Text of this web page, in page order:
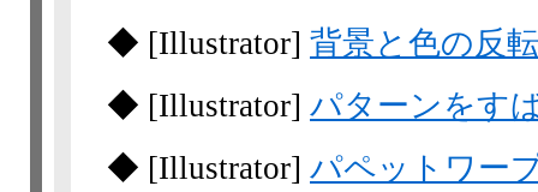
◆ [Illustrator] 背景と色の反
◆ [Illustrator] パターンをす
◆ [Illustrator] パペットワー